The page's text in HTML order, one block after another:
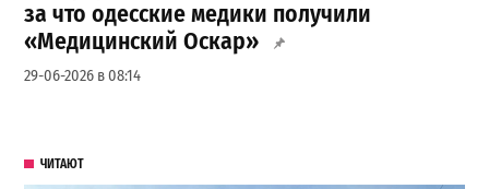
за что одесские медики получили
«Медицинский Оскар»
29-06-2026 в 08:14
ЧИТАЮТ